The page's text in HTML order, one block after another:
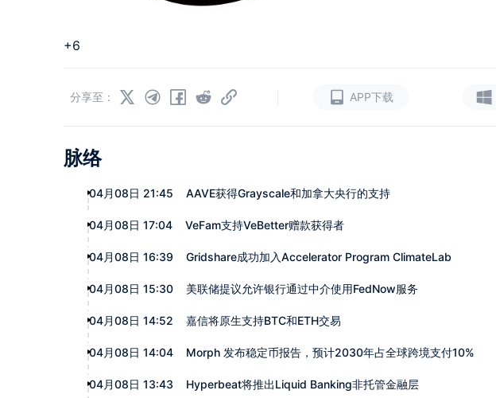
+6
APP下载
分享至：
脉络
04月08日 21:45 AAVE获得Grayscale和加拿大央行的支持
04月08日 17:04 VeFam支持VeBetter赠款获得者
04月08日 16:39 Gridshare成功加入Accelerator Program ClimateLab
04月08日 15:30 美联储提议允许银行通过中介使用FedNow服务
04月08日 14:52 嘉信将原生支持BTC和ETH交易
04月08日 14:04 Morph 发布稳定币报告，预计2030年占全球跨境支付10%
04月08日 13:43 Hyperbeat将推出Liquid Banking非托管金融层